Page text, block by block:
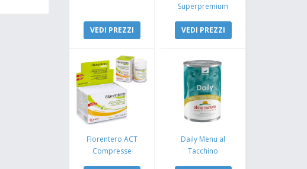
VEDI PREZZI
Superpremium
Coniglio e Mela
VEDI PREZZI
Florentero ACT
Compresse
Daily Menu al
Tacchino